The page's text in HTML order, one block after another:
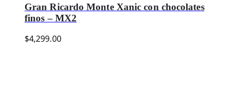
Gran Ricardo Monte Xanic con chocolates
finos – MX2
$4,299.00